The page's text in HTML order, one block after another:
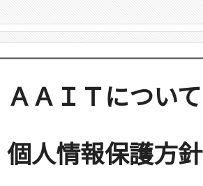
ＡＡＩＴについて
個人情報保護方針